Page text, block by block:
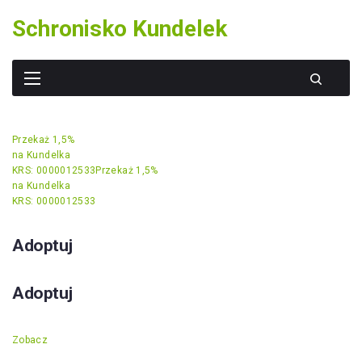
content
Schronisko Kundelek
Przekaż 1,5%
na Kundelka
KRS: 0000012533 Przekaż 1,5%
na Kundelka
KRS: 0000012533
Adoptuj
Adoptuj
Zobacz